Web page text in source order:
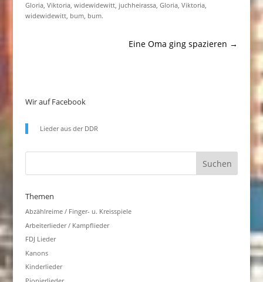
Gloria, Viktoria, widewidewitt, juchheirassa, Gloria, Viktoria,
widewidewitt, bum, bum.
Eine Oma ging spazieren →
Wir auf Facebook
Lieder aus der DDR
Themen
Abzählreime / Finger- u. Kreisspiele
Arbeiterlieder / Kampflieder
FDJ Lieder
Kanons
Kinderlieder
Pionierlieder